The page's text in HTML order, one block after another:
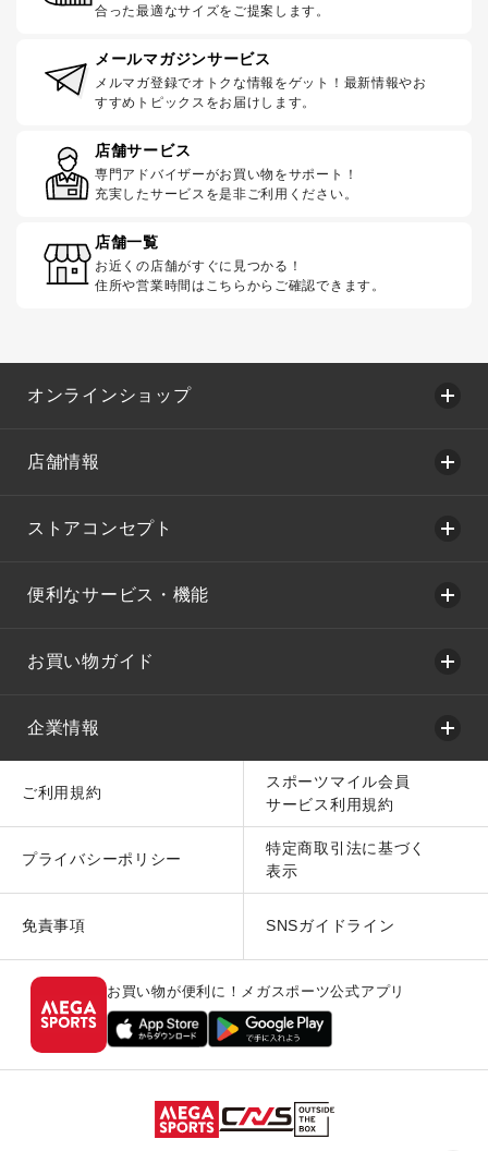
合った最適なサイズをご提案します。
メールマガジンサービス
メルマガ登録でオトクな情報をゲット！最新情報やお
すすめトピックスをお届けします。
店舗サービス
専門アドバイザーがお買い物をサポート！
充実したサービスを是非ご利用ください。
店舗一覧
お近くの店舗がすぐに見つかる！
住所や営業時間はこちらからご確認できます。
オンラインショップ
店舗情報
ストアコンセプト
便利なサービス・機能
お買い物ガイド
企業情報
ご利用規約
スポーツマイル会員
サービス利用規約
プライバシーポリシー
特定商取引法に基づく
表示
免責事項 SNSガイドライン
お買い物が便利に！メガスポーツ公式アプリ